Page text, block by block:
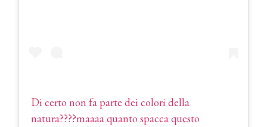
Di certo non fa parte dei colori della
natura????maaaa quanto spacca questo